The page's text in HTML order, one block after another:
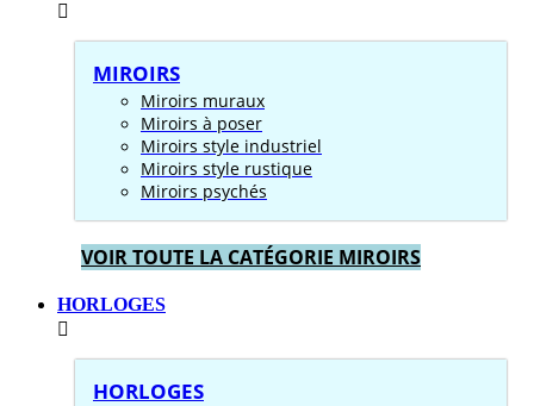
MIROIRS
Miroirs muraux
Miroirs à poser
Miroirs style industriel
Miroirs style rustique
Miroirs psychés
VOIR TOUTE LA CATÉGORIE MIROIRS
HORLOGES
HORLOGES